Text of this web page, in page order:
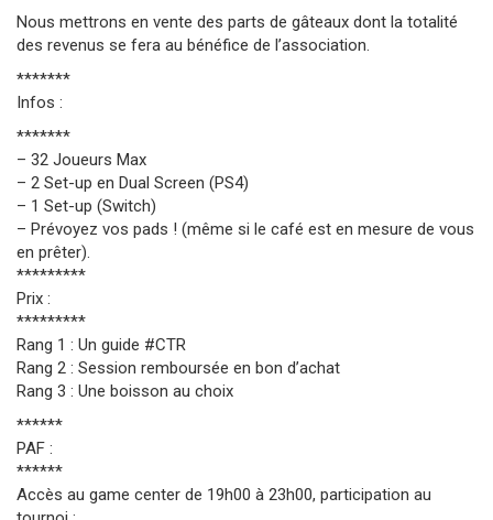
Nous mettrons en vente des parts de gâteaux dont la totalité
des revenus se fera au bénéfice de l’association.
*******
Infos :
*******
– 32 Joueurs Max
– 2 Set-up en Dual Screen (PS4)
– 1 Set-up (Switch)
– Prévoyez vos pads ! (même si le café est en mesure de vous
en prêter).
*********
Prix :
*********
Rang 1 : Un guide #CTR
Rang 2 : Session remboursée en bon d’achat
Rang 3 : Une boisson au choix
******
PAF :
******
Accès au game center de 19h00 à 23h00, participation au